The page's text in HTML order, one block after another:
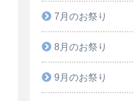
7月のお祭り
8月のお祭り
9月のお祭り